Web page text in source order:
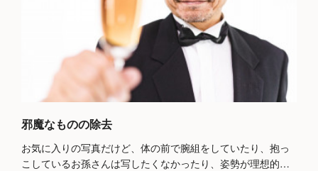
邪魔なものの除去
お気に入りの写真だけど、体の前で腕組をしていたり、抱っ
こしているお孫さんは写したくなかったり、姿勢が理想的…